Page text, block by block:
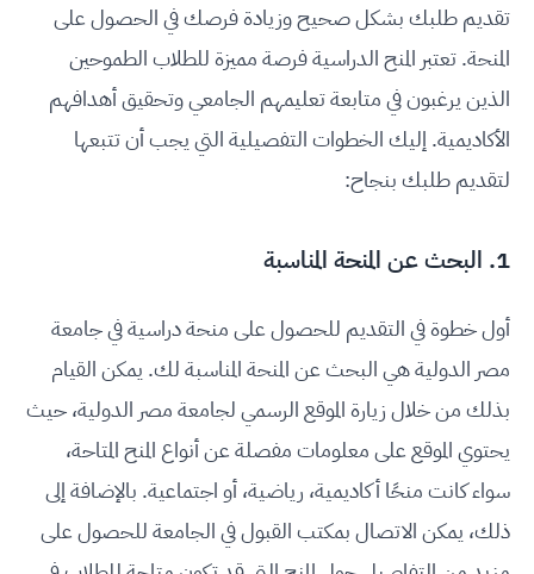
تقديم طلبك بشكل صحيح وزيادة فرصك في الحصول على
المنحة. تعتبر المنح الدراسية فرصة مميزة للطلاب الطموحين
الذين يرغبون في متابعة تعليمهم الجامعي وتحقيق أهدافهم
الأكاديمية. إليك الخطوات التفصيلية التي يجب أن تتبعها
لتقديم طلبك بنجاح:
1. البحث عن المنحة المناسبة
أول خطوة في التقديم للحصول على منحة دراسية في جامعة
مصر الدولية هي البحث عن المنحة المناسبة لك. يمكن القيام
بذلك من خلال زيارة الموقع الرسمي لجامعة مصر الدولية، حيث
يحتوي الموقع على معلومات مفصلة عن أنواع المنح المتاحة،
سواء كانت منحًا أكاديمية، رياضية، أو اجتماعية. بالإضافة إلى
ذلك، يمكن الاتصال بمكتب القبول في الجامعة للحصول على